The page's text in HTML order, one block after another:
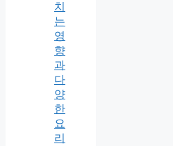
치
는
영
향
과
다
양
한
요
리